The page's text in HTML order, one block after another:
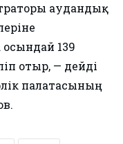
аудандық
осындай 139
отыр, — дейді
палатасының